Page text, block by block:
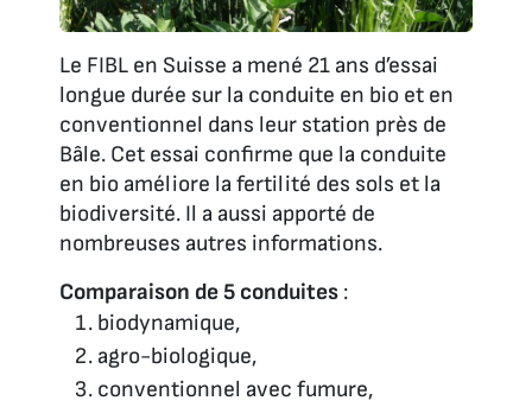
Le FIBL en Suisse a mené 21 ans d’essai
longue durée sur la conduite en bio et en
conventionnel dans leur station près de
Bâle. Cet essai confirme que la conduite
en bio améliore la fertilité des sols et la
biodiversité. Il a aussi apporté de
nombreuses autres informations.
Comparaison de 5 conduites :
biodynamique,
agro-biologique,
conventionnel avec fumure,